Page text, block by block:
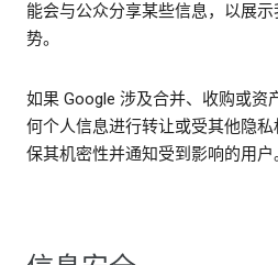
能会与公众分享某些信息，以展
势。
如果 Google 涉及合并、收购或资
何个人信息进行转让或受其他隐
保其机密性并通知受到影响的用户